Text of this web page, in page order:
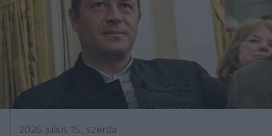
2026. július 15., szerda